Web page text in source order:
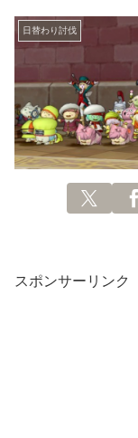
日替わり討伐
スポンサーリンク